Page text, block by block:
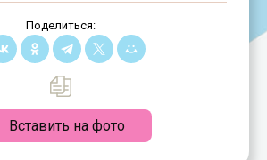
Поделиться:
Вставить на фото